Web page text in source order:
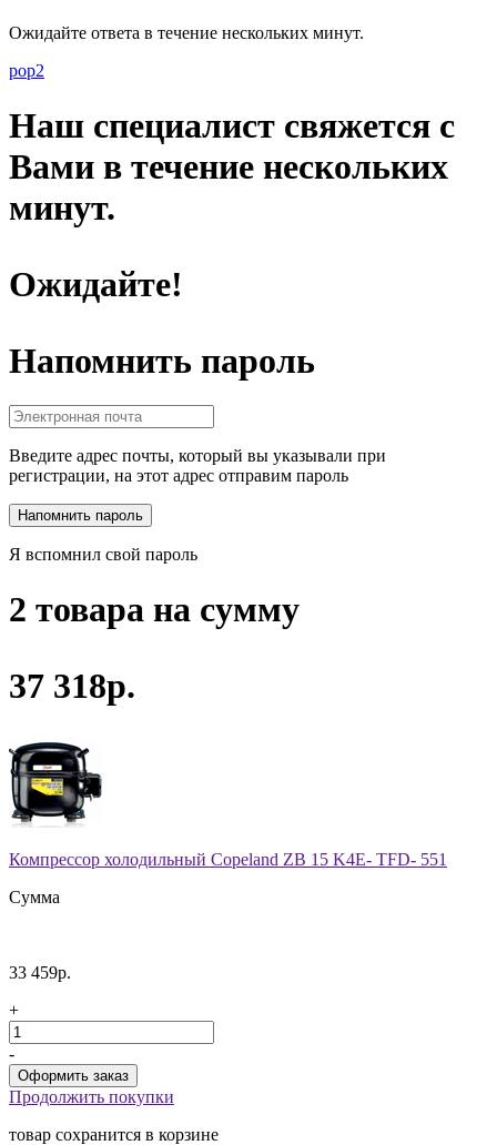
Ожидайте ответа в течение нескольких минут.
pop2
Наш специалист свяжется с
Вами в течение нескольких
минут.
Ожидайте!
Напомнить пароль
Введите адрес почты, который вы указывали при
регистрации, на этот адрес отправим пароль
Я вспомнил свой пароль
2 товара на сумму
37 318р.
Компрессор холодильный Copeland ZB 15 K4E- TFD- 551
Сумма
33 459р.
+
-
Продолжить покупки
товар сохранится в корзине